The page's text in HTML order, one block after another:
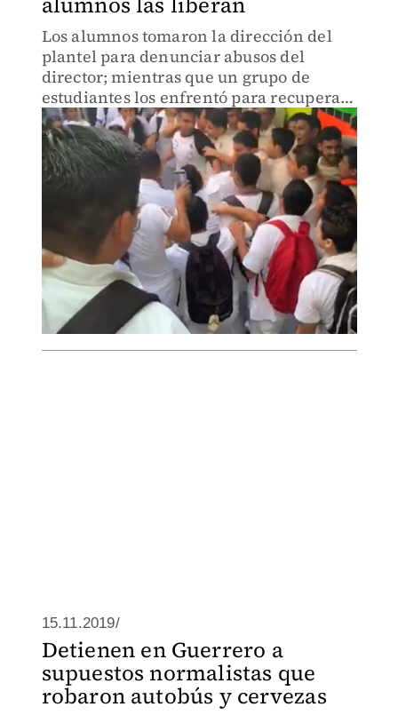
Los alumnos tomaron la dirección del
plantel para denunciar abusos del
director; mientras que un grupo de
estudiantes los enfrentó para recuperar
las instalaciones.
15.11.2019/
Detienen en Guerrero a
supuestos normalistas que
robaron autobús y cervezas